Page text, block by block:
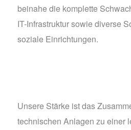
beinahe die komplette
IT-Infrastruktur sowie diverse
soziale Einrichtungen.
Unsere Stärke ist das
technischen Anlagen zu einer